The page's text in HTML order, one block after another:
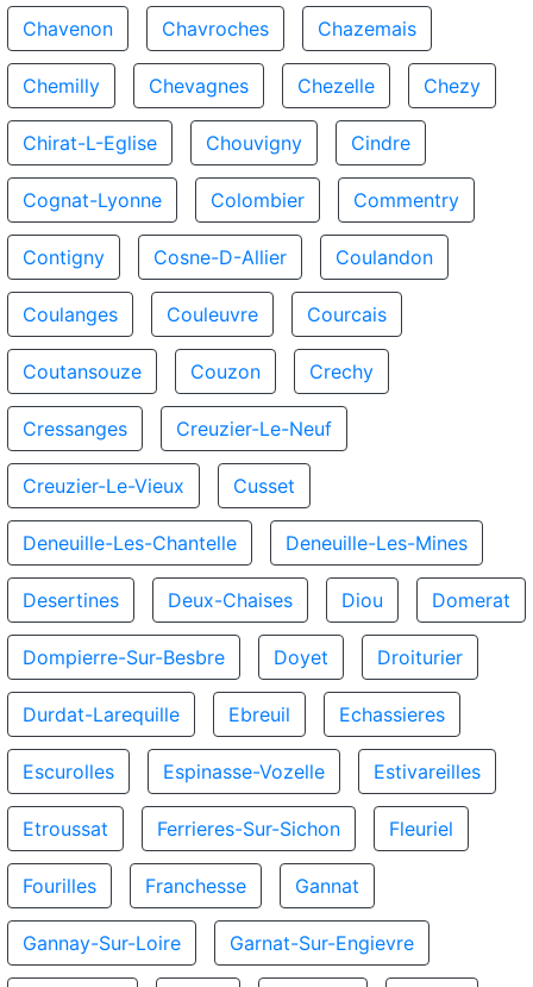
Chavenon Chavroches Chazemais
Chemilly Chevagnes Chezelle Chezy
Chirat-L-Eglise Chouvigny Cindre
Cognat-Lyonne Colombier Commentry
Contigny Cosne-D-Allier Coulandon
Coulanges Couleuvre Courcais
Coutansouze Couzon Crechy
Cressanges Creuzier-Le-Neuf
Creuzier-Le-Vieux Cusset
Deneuille-Les-Chantelle Deneuille-Les-Mines
Desertines Deux-Chaises Diou Domerat
Dompierre-Sur-Besbre Doyet Droiturier
Durdat-Larequille Ebreuil Echassieres
Escurolles Espinasse-Vozelle Estivareilles
Etroussat Ferrieres-Sur-Sichon Fleuriel
Fourilles Franchesse Gannat
Gannay-Sur-Loire Garnat-Sur-Engievre